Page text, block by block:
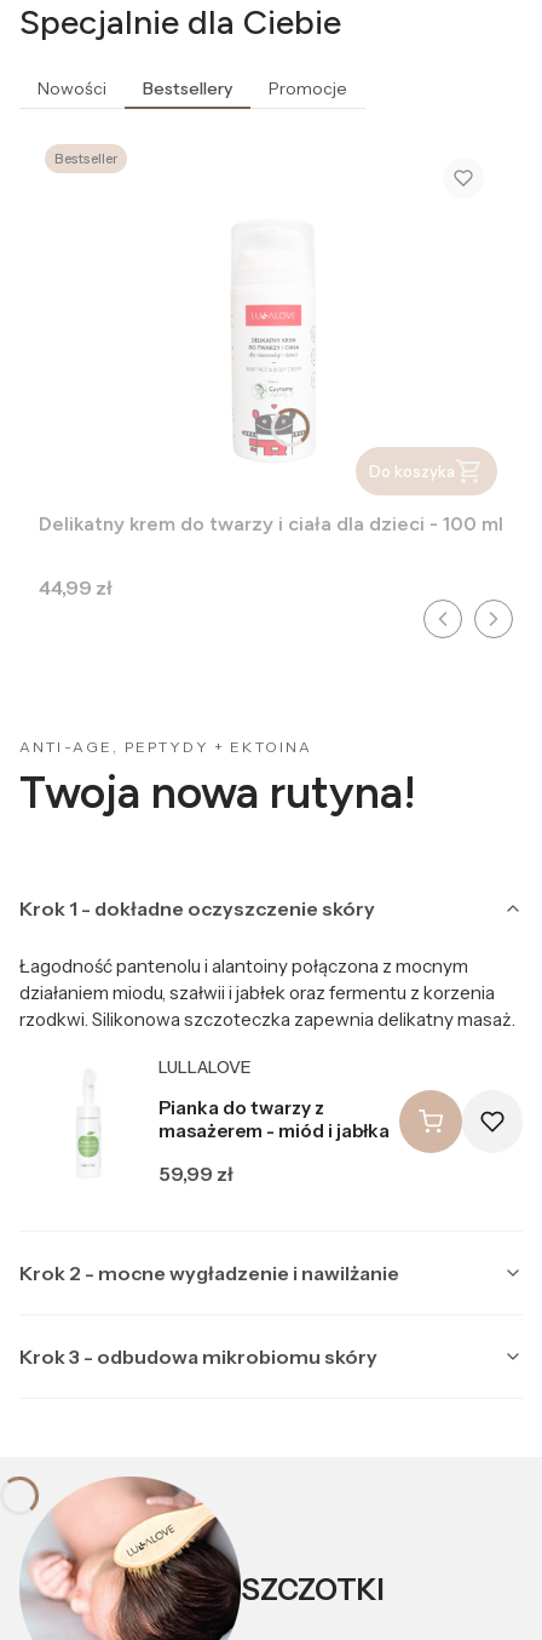
Specjalnie dla Ciebie
Nowości Bestsellery Promocje
Bestseller
Do koszyka
Delikatny krem do twarzy i ciała dla dzieci - 100 ml
Cena
44,99 zł
ANTI-AGE, PEPTYDY + EKTOINA
Twoja nowa rutyna!
Krok 1 - dokładne oczyszczenie skóry
Łagodność pantenolu i alantoiny połączona z mocnym
działaniem miodu, szałwii i jabłek oraz fermentu z korzenia
rzodkwi. Silikonowa szczoteczka zapewnia delikatny masaż.
Producent LULLALOVE
LULLALOVE
Pianka do twarzy z
masażerem - miód i jabłka
Cena
59,99 zł
Krok 2 - mocne wygładzenie i nawilżanie
Multipeptydowe serum do
twarzy z ektoiną
Cena
99,99 zł
Krok 3 - odbudowa mikrobiomu skóry
Producent LULLALOVE
LULLALOVE
Kojąca maska nocna z
ektoiną i prebiotykami
Cena
89,99 zł
SZCZOTKI